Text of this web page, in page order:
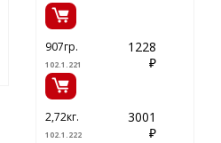
907гр.
102.1.221
1228
₽
2,72кг.
102.1.222
3001
₽